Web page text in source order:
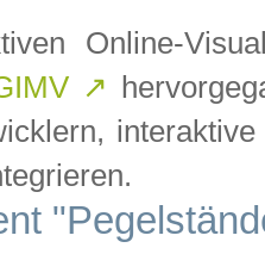
Online-
↗